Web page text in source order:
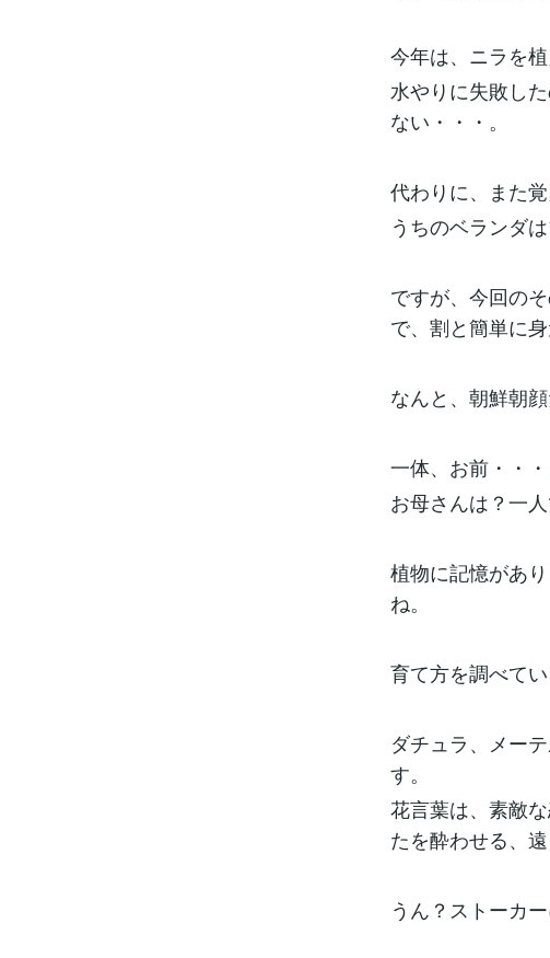
今年は、ニラを植
水やりに失敗し
ない・・・。
代わりに、また
うちのベランダ
ですが、今回の
で、割と簡単に
なんと、朝鮮朝顔
一体、お前・・
お母さんは？一
植物に記憶があ
ね。
育て方を調べて
ダチュラ、メー
す。
花言葉は、素敵
たを酔わせる、
うん？ストーカ